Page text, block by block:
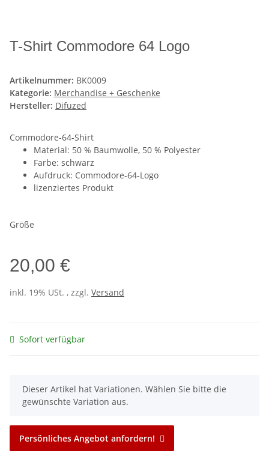
T-Shirt Commodore 64 Logo
Artikelnummer: BK0009
Kategorie: Merchandise + Geschenke
Hersteller: Difuzed
Commodore-64-Shirt
Material: 50 % Baumwolle, 50 % Polyester
Farbe: schwarz
Aufdruck: Commodore-64-Logo
lizenziertes Produkt
Größe
20,00 €
inkl. 19% USt. , zzgl. Versand
Sofort verfügbar
x
Dieser Artikel hat Variationen. Wählen Sie bitte die
gewünschte Variation aus.
Persönliches Angebot anfordern!